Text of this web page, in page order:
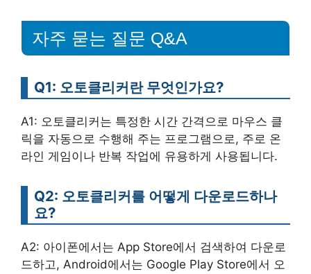
자주 묻는 질문 Q&A
Q1: 오토클리커란 무엇인가요?
A1: 오토클리커는 특정한 시간 간격으로 마우스 클
릭을 자동으로 수행해 주는 프로그램으로, 주로 온
라인 게임이나 반복 작업에 유용하게 사용됩니다.
Q2: 오토클리커를 어떻게 다운로드하나
요?
A2: 아이폰에서는 App Store에서 검색하여 다운로
드하고, Android에서는 Google Play Store에서 오